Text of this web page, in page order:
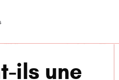
ils une